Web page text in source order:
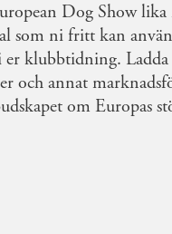
Dog Show lika
som ni fritt kan
er klubbtidning. Ladda
och annat
om Europas